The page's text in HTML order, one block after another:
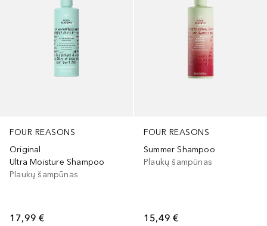
FOUR REASONS
Original
Ultra Moisture Shampoo
Plaukų šampūnas
17,99 €
FOUR REASONS
Summer Shampoo
Plaukų šampūnas
15,49 €